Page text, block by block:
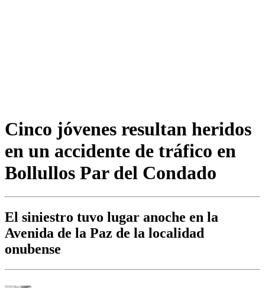
Cinco jóvenes resultan heridos
en un accidente de tráfico en
Bollullos Par del Condado
El siniestro tuvo lugar anoche en la
Avenida de la Paz de la localidad
onubense